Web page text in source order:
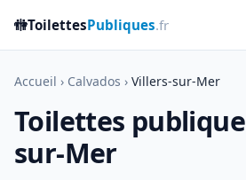
🚻ToilettesPubliques.fr
Accueil › Calvados › Villers-sur-Mer
Toilettes
sur-Mer